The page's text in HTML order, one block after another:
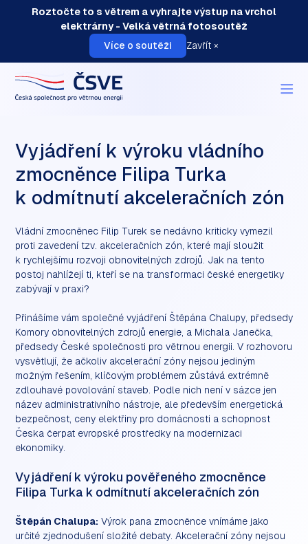
Roztočte to s větrem a vyhrajte výstup na vrchol
elektrárny - Velká větrná fotosoutěž
Více o soutěži
Zavřít ×
O elektrárnách
Instalace
Akce
Členství
Kontakt
Vyjádření k výroku vládního
zmocněnce Filipa Turka
k odmítnutí akceleračních zón
Vládní zmocněnec Filip Turek se nedávno kriticky vymezil
proti zavedení tzv. akceleračních zón, které mají sloužit
k rychlejšímu rozvoji obnovitelných zdrojů. Jak na tento
postoj nahlížejí ti, kteří se na transformaci české energetiky
zabývají v praxi?
Přinášíme vám společné vyjádření Štěpána Chalupy, předsedy
Komory obnovitelných zdrojů energie, a Michala Janečka,
předsedy České společnosti pro větrnou energii. V rozhovoru
vysvětlují, že ačkoliv akcelerační zóny nejsou jediným
možným řešením, klíčovým problémem zůstává extrémně
zdlouhavé povolování staveb. Podle nich není v sázce jen
název administrativního nástroje, ale především energetická
bezpečnost, ceny elektřiny pro domácnosti a schopnost
Česka čerpat evropské prostředky na modernizaci
ekonomiky.
Vyjádření k výroku pověřeného zmocněnce
Filipa Turka k odmítnutí akceleračních zón
Štěpán Chalupa: Výrok pana zmocněnce vnímáme jako
určité zjednodušení složité debaty. Akcelerační zóny nejsou